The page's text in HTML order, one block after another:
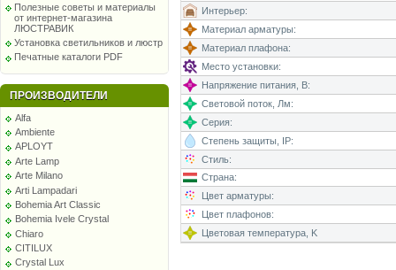
Полезные советы и материалы
от интернет-магазина
ЛЮСТРАВИК
Установка светильников и люстр
Печатные каталоги PDF
ПРОИЗВОДИТЕЛИ
Alfa
Ambiente
APLOYT
Arte Lamp
Arte Milano
Arti Lampadari
Bohemia Art Classic
Bohemia Ivele Crystal
Chiaro
CITILUX
Crystal Lux
Интерьер:
Материал арматуры:
Материал плафона:
Место установки:
Напряжение питания, В:
Световой поток, Лм:
Серия:
Степень защиты, IP:
Стиль:
Страна:
Цвет арматуры:
Цвет плафонов:
Цветовая температура, K